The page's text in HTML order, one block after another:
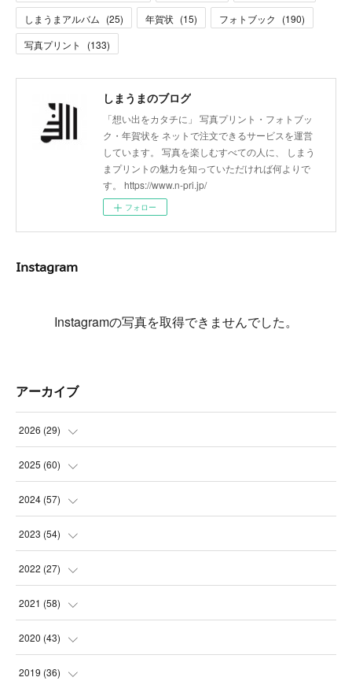
しまうまアルバム (25) 年賀状 (15) フォトブック (190)
写真プリント
(133)
しまうまのブログ
「想い出をカタチに」 写真プリント・フォトブッ
ク・年賀状を ネットで注文できるサービスを運営
しています。 写真を楽しむすべての人に、 しまう
まプリントの魅力を知っていただければ何よりで
す。 https://www.n-pri.jp/
フォロー
Instagram
Instagramの写真を取得できませんでした。
アーカイブ
2026 (29)
(5
(3
(7
(6
2025 (60)
(3
(3
(3
(2
2024 (57)
(4
(5
(2
(6
2023 (54)
(6
(8
(9
(6
2022 (27)
(1
(3
(3
2021 (58)
(1
(5
2020 (43)
(5
2019 (36)